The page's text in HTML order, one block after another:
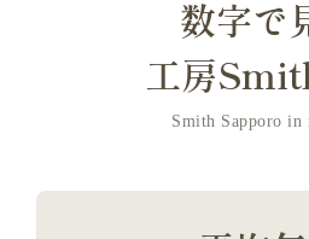
数字で
工房
Smith Sapporo in